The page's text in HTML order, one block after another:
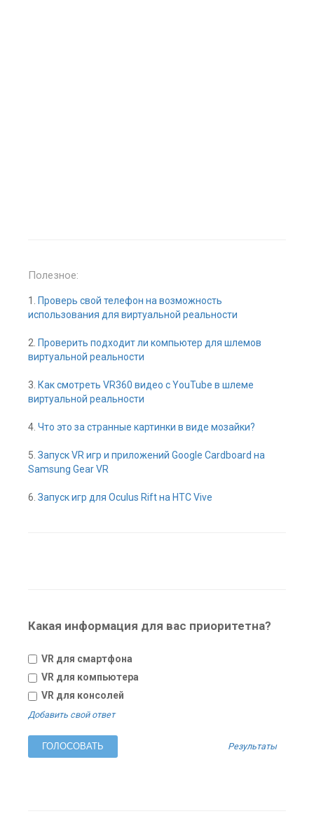
Полезное:
1. Проверь свой телефон на возможность
использования для виртуальной реальности
2. Проверить подходит ли компьютер для шлемов
виртуальной реальности
3. Как смотреть VR360 видео с YouTube в шлеме
виртуальной реальности
4. Что это за странные картинки в виде мозайки?
5. Запуск VR игр и приложений Google Cardboard на
Samsung Gear VR
6. Запуск игр для Oculus Rift на HTC Vive
Какая информация для вас приоритетна?
VR для смартфона
VR для компьютера
VR для консолей
Добавить свой ответ
Результаты